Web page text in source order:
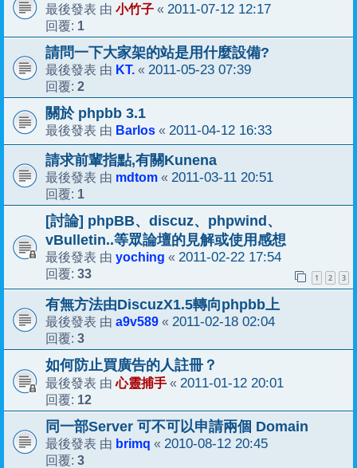
最後發表 由 小竹子 « 2011-07-12 12:17
回覆: 1
請問一下大家架的站是用什麼設備?
最後發表 由 KT. « 2011-05-23 07:39
回覆: 2
關於 phpbb 3.1
最後發表 由 Barlos « 2011-04-12 16:33
請求前輩指點,有關Kunena
最後發表 由 mdtom « 2011-03-11 20:51
回覆: 1
[討論] phpBB、discuz、phpwind、
vBulletin..等眾論壇的見解或使用感想
最後發表 由 yoching « 2011-02-22 17:54
回覆: 33 1 2 3
有無方法由DiscuzX1.5轉向phpbb上
最後發表 由 a9v589 « 2011-02-18 02:04
回覆: 3
如何防止買廣告的人註冊？
最後發表 由心靈捕手 « 2011-01-12 20:01
回覆: 12
同一部Server 可不可以申請兩個 Domain
最後發表 由 brimq « 2010-08-12 20:45
回覆: 3